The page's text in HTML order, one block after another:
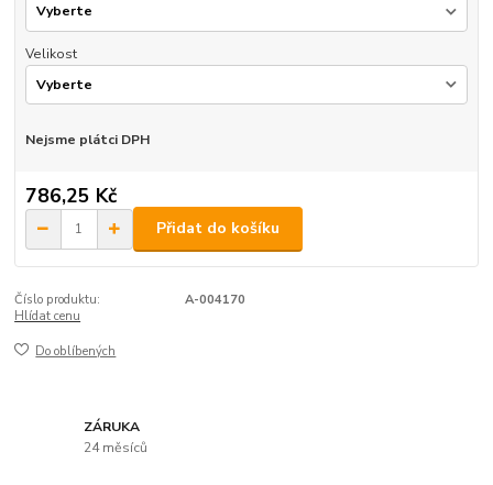
Velikost
Nejsme plátci DPH
786,25 Kč
Přidat do košíku
Číslo produktu:
A-004170
Hlídat cenu
Do oblíbených
ZÁRUKA
24 měsíců